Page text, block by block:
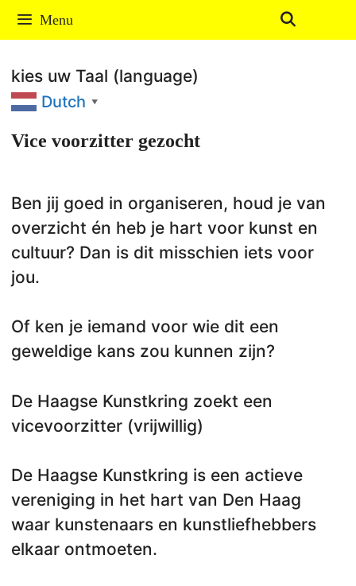
Ga
naar
inhoud
Menu
kies uw Taal (language)
Dutch ▼
Vice voorzitter gezocht
Ben jij goed in organiseren, houd je van
overzicht én heb je hart voor kunst en
cultuur? Dan is dit misschien iets voor
jou.
Of ken je iemand voor wie dit een
geweldige kans zou kunnen zijn?
De Haagse Kunstkring zoekt een
vicevoorzitter (vrijwillig)
De Haagse Kunstkring is een actieve
vereniging in het hart van Den Haag
waar kunstenaars en kunstliefhebbers
elkaar ontmoeten.